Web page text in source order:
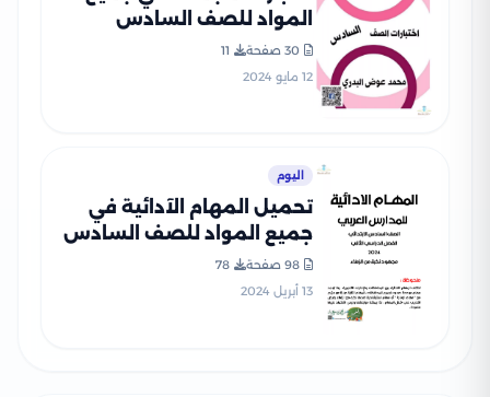
المواد للصف السادس
الابتدائي الفصل الدراسي
الثاني
30 صفحة
11
12 مايو 2024
اليوم
تحميل المهام الآدائية في
جميع المواد للصف السادس
الابتدائي الفصل الدراسي
الثاني من تجميعات المتميز
98 صفحة
78
13 أبريل 2024